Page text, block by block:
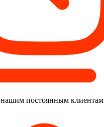
нашим постоянным клиентам